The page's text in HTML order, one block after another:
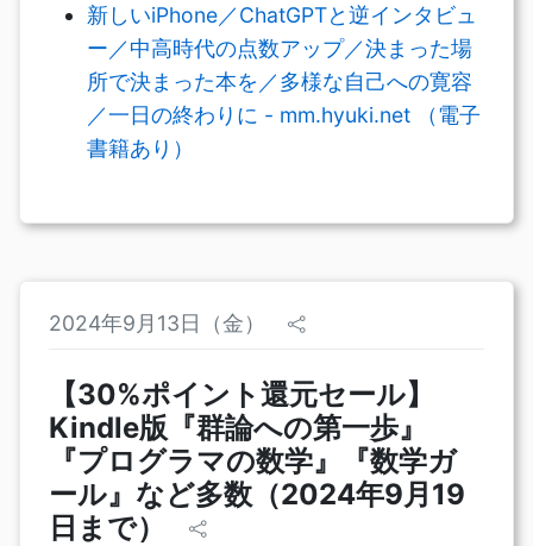
新しいiPhone／ChatGPTと逆インタビュ
ー／中高時代の点数アップ／決まった場
所で決まった本を／多様な自己への寛容
／一日の終わりに - mm.hyuki.net （電子
書籍あり）
2024年9月13日（金）
【30%ポイント還元セール】
Kindle版『群論への第一歩』
『プログラマの数学』『数学ガ
ール』など多数（2024年9月19
日まで）